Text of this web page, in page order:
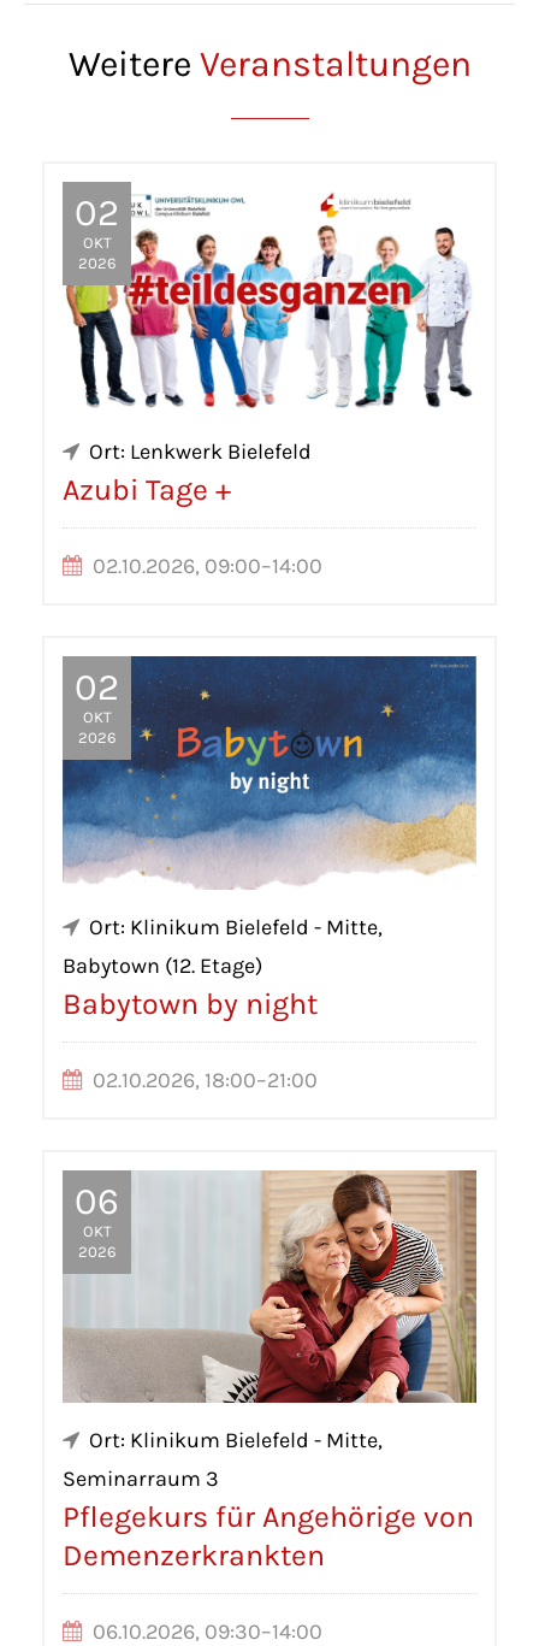
Weitere Veranstaltungen
02
OKT
2026
Ort: Lenkwerk Bielefeld
Azubi Tage +
02.10.2026, 09:00–14:00
02
OKT
2026
Ort: Klinikum Bielefeld - Mitte,
Babytown (12. Etage)
Babytown by night
02.10.2026, 18:00–21:00
06
OKT
2026
Ort: Klinikum Bielefeld - Mitte,
Seminarraum 3
Pflegekurs für Angehörige von
Demenzerkrankten
06.10.2026, 09:30–14:00